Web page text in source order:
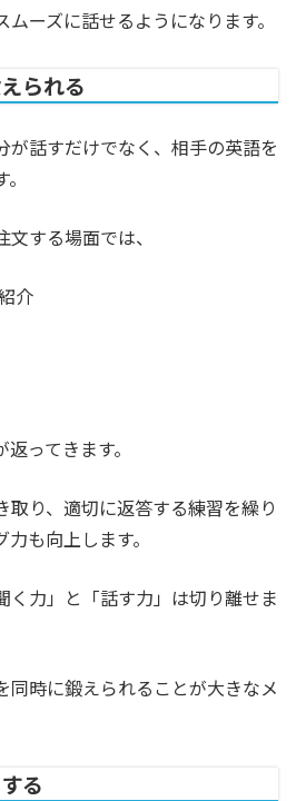
ーズに話せるようになります。
られる
が話すだけでなく、相手の英語を
する場面では、
介
ってきます。
取り、適切に返答する練習を繰り
も向上します。
く力」と「話す力」は切り離せま
同時に鍛えられることが大きなメ
る